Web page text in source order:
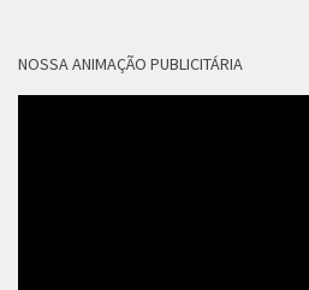
NOSSA ANIMAÇÃO PUBLICITÁRIA